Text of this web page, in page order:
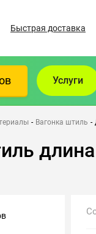
Быстрая доставка
Услуги
- Вагонка штиль -